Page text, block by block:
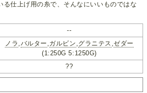
る仕上げ用の糸で、そんなにいいものではな
--
ノラ ,バルター ,ガルビン ,グラニテス ,ゼダー
(1:250G 5:1250G)
??